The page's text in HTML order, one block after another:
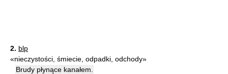
2. blp
«nieczystości, śmiecie, odpadki, odchody»
Brudy płynące kanałem.